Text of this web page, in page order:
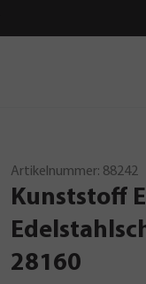
Artikelnummer: 88242
Kunststoff
28160